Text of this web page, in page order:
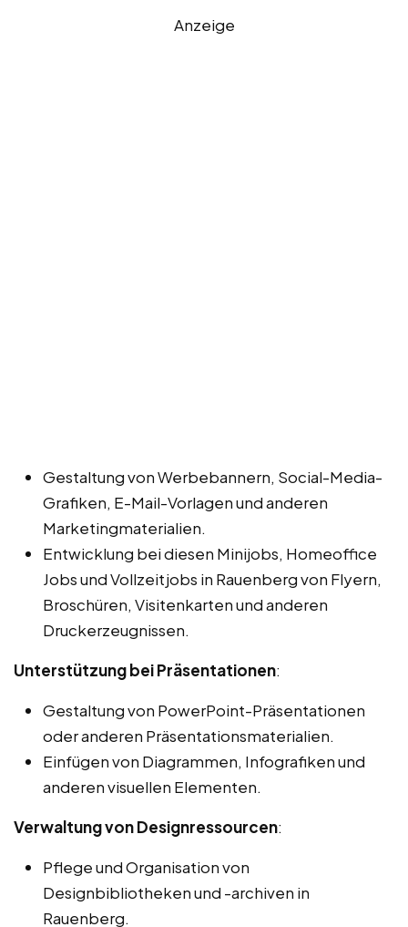
Anzeige
Gestaltung von Werbebannern, Social-Media-
Grafiken, E-Mail-Vorlagen und anderen
Marketingmaterialien.
Entwicklung bei diesen Minijobs, Homeoffice
Jobs und Vollzeitjobs in Rauenberg von Flyern,
Broschüren, Visitenkarten und anderen
Druckerzeugnissen.
Unterstützung bei Präsentationen:
Gestaltung von PowerPoint-Präsentationen
oder anderen Präsentationsmaterialien.
Einfügen von Diagrammen, Infografiken und
anderen visuellen Elementen.
Verwaltung von Designressourcen:
Pflege und Organisation von
Designbibliotheken und -archiven in
Rauenberg.